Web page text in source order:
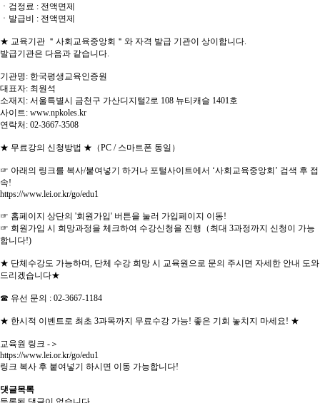
ㆍ검정료 : 전액면제
ㆍ발급비 : 전액면제
★ 교육기관 ＂사회교육중앙회＂와 자격 발급 기관이 상이합니다.
발급기관은 다음과 같습니다.
기관명: 한국평생교육인증원
대표자: 최원석
소재지: 서울특별시 금천구 가산디지털2로 108 뉴티캐슬 1401호
사이트: www.npkoles.kr
연락처: 02-3667-3508
★ 무료강의 신청방법 ★（PC / 스마트폰 동일）
☞ 아래의 링크를 복사/붙여넣기 하거나 포털사이트에서 ‘사회교육중앙회’ 검색 후 접
속!
https://www.lei.or.kr/go/edu1
☞ 홈페이지 상단의 '회원가입' 버튼을 눌러 가입페이지 이동!
☞ 회원가입 시 희망과정을 체크하여 수강신청을 진행（최대 3과정까지 신청이 가능
합니다!)
★ 단체수강도 가능하며, 단체 수강 희망 시 교육원으로 문의 주시면 자세한 안내 도와
드리겠습니다★
☎ 유선 문의 : 02-3667-1184
★ 한시적 이벤트로 최초 3과목까지 무료수강 가능! 좋은 기회 놓치지 마세요! ★
교육원 링크 -＞
https://www.lei.or.kr/go/edu1
링크 복사 후 붙여넣기 하시면 이동 가능합니다!
댓글목록